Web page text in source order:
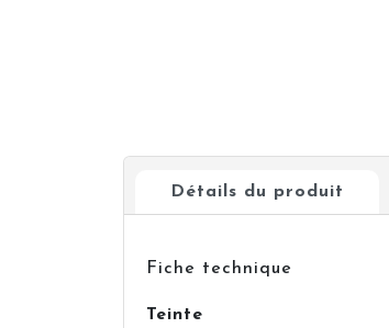
Détails du produit
Fiche technique
Teinte